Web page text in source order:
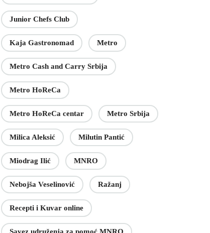
Junior Chefs Club
Kaja Gastronomad Metro
Metro Cash and Carry Srbija
Metro HoReCa
Metro HoReCa centar Metro Srbija
Milica Aleksić Milutin Pantić
Miodrag Ilić MNRO
Nebojša Veselinović Ražanj
Recepti i Kuvar online